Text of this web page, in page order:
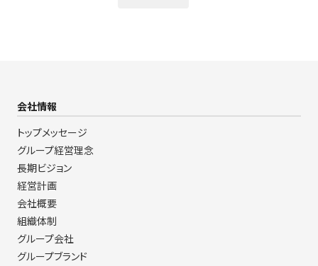
会社情報
トップメッセージ
グループ経営理念
長期ビジョン
経営計画
会社概要
組織体制
グループ会社
グループブランド